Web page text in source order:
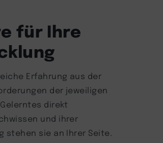
für Ihre
Erfahrung aus der
der jeweiligen
direkt
und ihrer
stehen sie an Ihrer Seite.